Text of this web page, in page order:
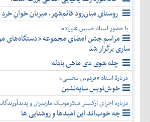
روستای میان‌رود قائم‌شهر، میزبان خوانِ
با حضور استاد حسین علیزاده؛
مراسم جشن امضای مجموعه «دستگاه‌های
ساری برگزار شد
چله شوی دی ماهی بادله
دربارۀ استاد «فردوس مجیبی»
خوش‌نویسِ سایه‌نشین
درباره اجرای ارکستر فیلارمونیک مازندران و
چه خوب‌اند این امیدها و روشنایی ها